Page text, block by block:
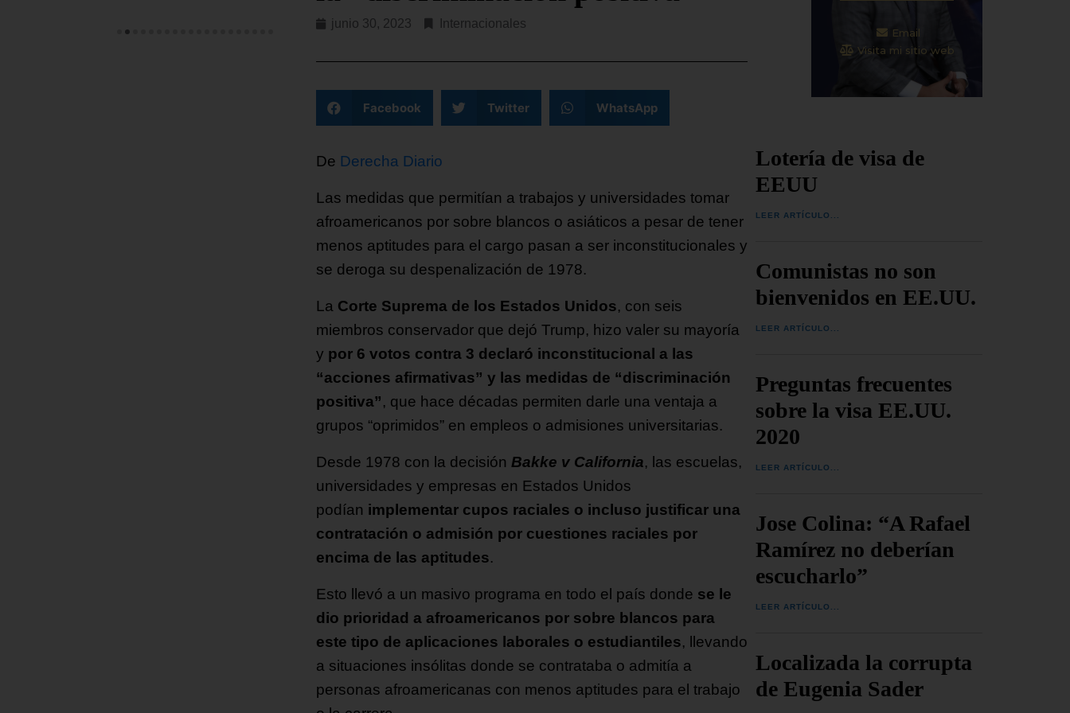
junio 30, 2023 Internacionales
Facebook Twitter WhatsApp
De Derecha Diario
Las medidas que permitían a trabajos y universidades tomar
afroamericanos por sobre blancos o asiáticos a pesar de tener
menos aptitudes para el cargo pasan a ser inconstitucionales y
se deroga su despenalización de 1978.
La Corte Suprema de los Estados Unidos, con seis
miembros conservador que dejó Trump, hizo valer su mayoría
y por 6 votos contra 3 declaró inconstitucional a las
“acciones afirmativas” y las medidas de “discriminación
positiva”, que hace décadas permiten darle una ventaja a
grupos “oprimidos” en empleos o admisiones universitarias.
Desde 1978 con la decisión Bakke v California, las escuelas,
universidades y empresas en Estados Unidos
podían implementar cupos raciales o incluso justificar una
contratación o admisión por cuestiones raciales por
encima de las aptitudes.
Esto llevó a un masivo programa en todo el país donde se le
dio prioridad a afroamericanos por sobre blancos para
este tipo de aplicaciones laborales o estudiantiles, llevando
a situaciones insólitas donde se contrataba o admitía a
personas afroamericanas con menos aptitudes para el trabajo
Email
Visita mi sitio web
Lotería de visa de
EEUU
LEER ARTÍCULO...
Comunistas no son
bienvenidos en EE.UU.
LEER ARTÍCULO...
Preguntas frecuentes
sobre la visa EE.UU.
2020
LEER ARTÍCULO...
Jose Colina: “A Rafael
Ramírez no deberían
escucharlo”
LEER ARTÍCULO...
Localizada la corrupta
de Eugenia Sader